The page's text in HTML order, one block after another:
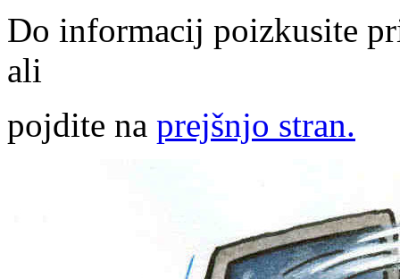
Do informacij poizkusite
ali
pojdite na prejšnjo stran.